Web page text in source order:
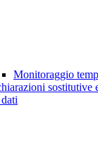
Monitoraggio
sostitutive